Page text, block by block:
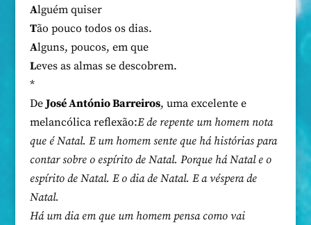
Alguém quiser
Tão pouco todos os dias.
Alguns, poucos, em que
Leves as almas se descobrem.
*
DeJosé António Barreiros, uma excelente e
melancólica reflexão:E de repente um homem nota
que é Natal. E um homem sente que há histórias para
contar sobre o espírito de Natal. Porque há Natal e o
espírito de Natal. E o dia de Natal. E a véspera de
Natal.
Há um dia em que um homem pensa como vai